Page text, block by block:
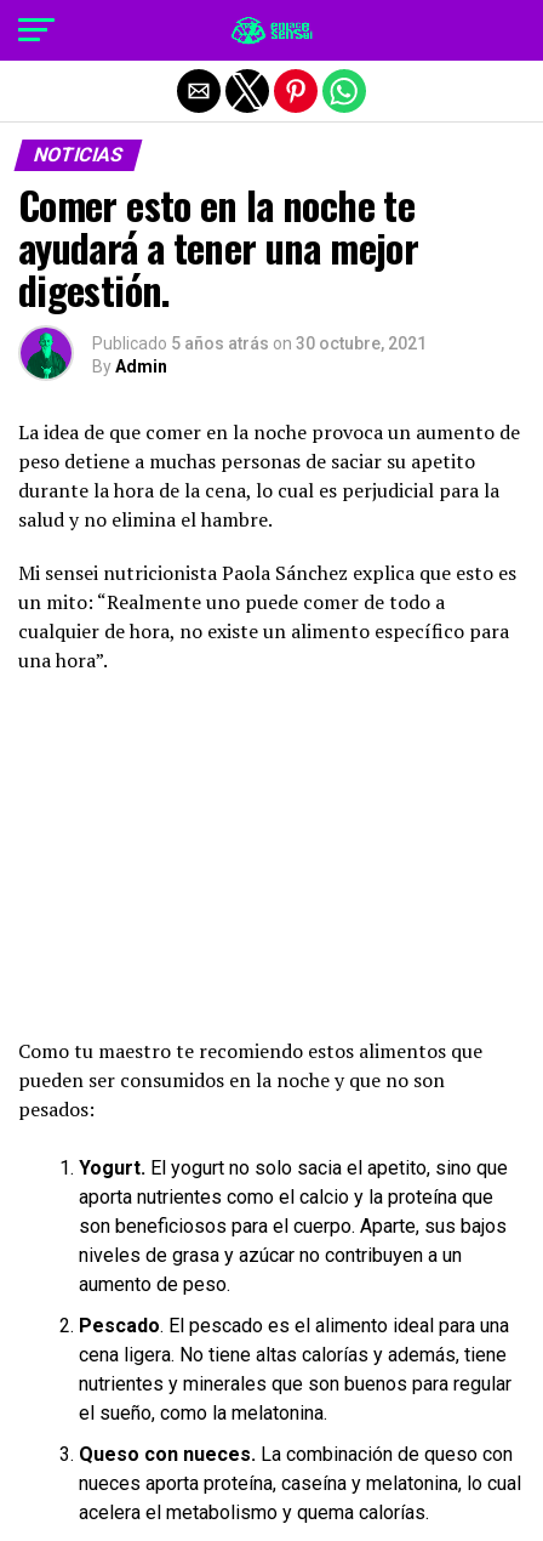
NOTICIAS
Comer esto en la noche te
ayudará a tener una mejor
digestión.
Publicado 5 años atrás on 30 octubre, 2021
ByAdmin
La idea de que comer en la noche provoca un aumento de
peso detiene a muchas personas de saciar su apetito
durante la hora de la cena, lo cual es perjudicial para la
salud y no elimina el hambre.
Mi sensei nutricionista Paola Sánchez explica que esto es
un mito: “Realmente uno puede comer de todo a
cualquier de hora, no existe un alimento específico para
una hora”.
Como tu maestro te recomiendo estos alimentos que
pueden ser consumidos en la noche y que no son
pesados:
Yogurt. El yogurt no solo sacia el apetito, sino que
aporta nutrientes como el calcio y la proteína que
son beneficiosos para el cuerpo. Aparte, sus bajos
niveles de grasa y azúcar no contribuyen a un
aumento de peso.
Pescado. El pescado es el alimento ideal para una
cena ligera. No tiene altas calorías y además, tiene
nutrientes y minerales que son buenos para regular
el sueño, como la melatonina.
Queso con nueces. La combinación de queso con
nueces aporta proteína, caseína y melatonina, lo cual
acelera el metabolismo y quema calorías.
Salir de la versión móvil